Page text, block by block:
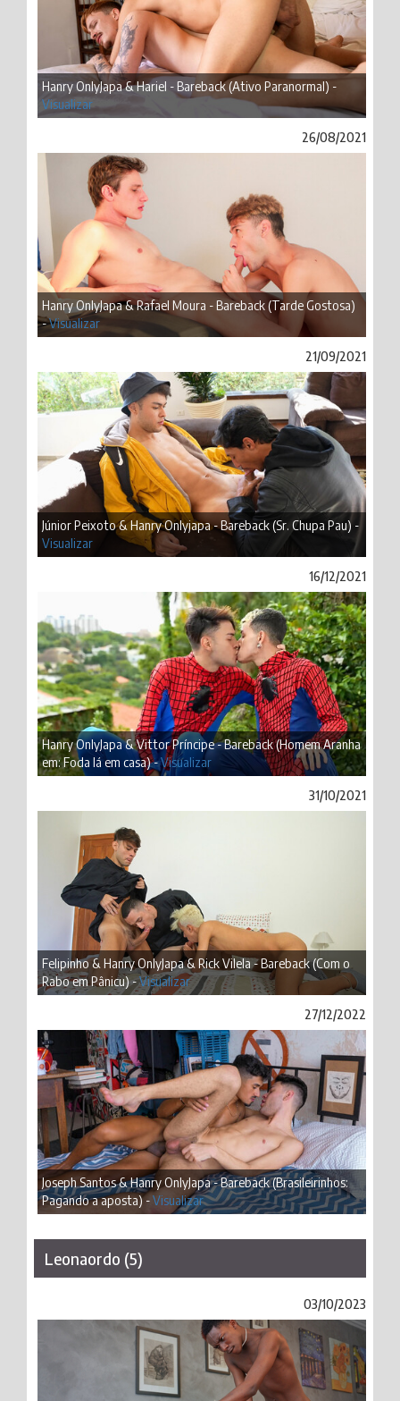
Hanry OnlyJapa & Hariel - Bareback (Ativo Paranormal) -
Visualizar
26/08/2021
Hanry OnlyJapa & Rafael Moura - Bareback (Tarde Gostosa)
-Visualizar
21/09/2021
Júnior Peixoto & Hanry Onlyjapa - Bareback (Sr. Chupa Pau) -
Visualizar
16/12/2021
Hanry OnlyJapa & Vittor Príncipe - Bareback (Homem Aranha
em: Foda lá em casa) -Visualizar
31/10/2021
Felipinho & Hanry OnlyJapa & Rick Vilela - Bareback (Com o
Rabo em Pânicu) -Visualizar
27/12/2022
Joseph Santos & Hanry OnlyJapa - Bareback (Brasileirinhos:
Pagando a aposta) -Visualizar
Leonaordo (5)
03/10/2023